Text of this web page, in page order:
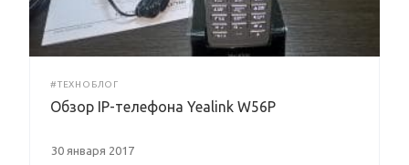
#ТЕХНОБЛОГ
Обзор IP-телефона Yealink W56P
30 января 2017